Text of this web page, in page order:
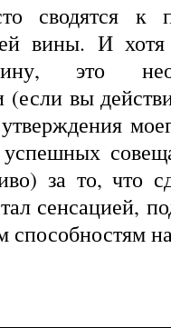
сводятся к
вины. И
это
(если вы
за то, что
сенсацией,
способностям